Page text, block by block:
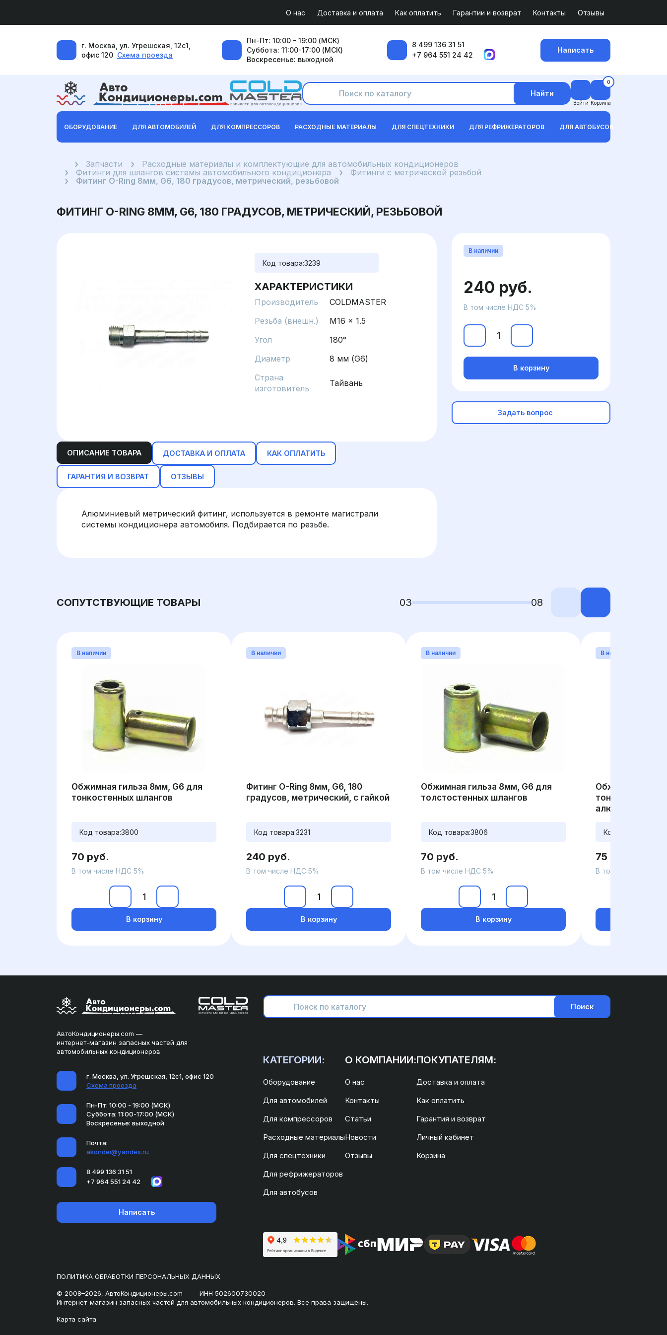
О нас Доставка и оплата Как оплатить Гарантии и возврат Контакты Отзывы
г. Москва, ул. Угрешская, 12с1,
офис 120 Схема проезда
Пн-Пт: 10:00 - 19:00 (МСК)
Суббота: 11:00-17:00 (МСК)
Воскресенье: выходной
8 499 136 31 51
+7 964 551 24 42
Написать
Найти
Войти
0
Корзина
ОБОРУДОВАНИЕ ДЛЯ АВТОМОБИЛЕЙ ДЛЯ КОМПРЕССОРОВ РАСХОДНЫЕ МАТЕРИАЛЫ ДЛЯ СПЕЦТЕХНИКИ ДЛЯ РЕФРИЖЕРАТОРОВ ДЛЯ АВТОБУСОВ
ГлавнаяЗапчасти
Расходные материалы и комплектующие для автомобильных кондиционеров
Фитинги для шлангов системы автомобильного кондиционера
Фитинги с метрической резьбой
Фитинг O-Ring 8мм, G6, 180 градусов, метрический, резьбовой
ФИТИНГ O-RING 8ММ, G6, 180 ГРАДУСОВ, МЕТРИЧЕСКИЙ, РЕЗЬБОВОЙ
Код товара:3239
ХАРАКТЕРИСТИКИ
Производитель
COLDMASTER
Резьба (внешн.)
M16 x 1.5
Угол
180°
Диаметр
8 мм (G6)
Страна
изготовитель
Тайвань
ОПИСАНИЕ ТОВАРА ДОСТАВКА И ОПЛАТА КАК ОПЛАТИТЬ
ГАРАНТИЯ И ВОЗВРАТ ОТЗЫВЫ
Алюминиевый метрический фитинг, используется в ремонте магистрали
системы кондиционера автомобиля. Подбирается по резьбе.
В наличии
240 руб.
В том числе НДС 5%
В корзину
Задать вопрос
СОПУТСТВУЮЩИЕ ТОВАРЫ 03 08
В наличии
Обжимная гильза 8мм, G6 для
тонкостенных шлангов
Код товара:3800
70 руб.
В том числе НДС 5%
В корзину
В наличии
Фитинг O-Ring 8мм, G6, 180
градусов, метрический, с гайкой
Код товара:3231
240 руб.
В том числе НДС 5%
В корзину
В наличии
Обжимная гильза 8мм, G6 для
толстостенных шлангов
Код товара:3806
70 руб.
В том числе НДС 5%
В корзину
В наличии
Обжимная
тонкостенных
алюминиевая
Код товара:
75 руб.
В том числе НДС
АвтоКондиционеры.com —
интернет-магазин запасных частей для
автомобильных кондиционеров
г. Москва, ул. Угрешская, 12с1, офис 120
Схема проезда
Пн-Пт: 10:00 - 19:00 (МСК)
Суббота: 11:00-17:00 (МСК)
Воскресенье: выходной
Почта:
akondei@yandex.ru
8 499 136 31 51
+7 964 551 24 42
Написать
Поиск
КАТЕГОРИИ:
Оборудование
Для автомобилей
Для компрессоров
Расходные материалы
Для спецтехники
Для рефрижераторов
Для автобусов
О КОМПАНИИ:
О нас
Контакты
Статьи
Новости
Отзывы
ПОКУПАТЕЛЯМ:
Доставка и оплата
Как оплатить
Гарантия и возврат
Личный кабинет
Корзина
ПОЛИТИКА ОБРАБОТКИ ПЕРСОНАЛЬНЫХ ДАННЫХ
© 2008–2026, АвтоКондиционеры.com
ИНН 502600730020
Интернет-магазин запасных частей для автомобильных кондиционеров. Все права защищены.
Карта сайта